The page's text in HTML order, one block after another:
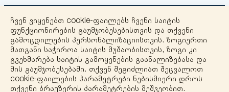
+
−
ჩვენ ვიყენებთ cookie-ფაილებს ჩვენი საიტის
ფუნქციონირების გაუმჯობესებისთვის და თქვენი
გამოცდილების პერსონალიზაციისთვის. ზოგიერთი
მათგანი საჭიროა საიტის მუშაობისთვის, ზოგი კი
გვეხმარება საიტის გამოყენების გაანალიზებასა და
მის გაუმჯობესებაში. თქვენ შეგიძლიათ შეცვალოთ
cookie-ფაილების პარამეტრები ნებისმიერი დროს
თქვენი ბრაუზერის პარამეტრების მეშვეობით.